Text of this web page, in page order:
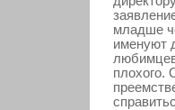
младше
именуют
плохого.